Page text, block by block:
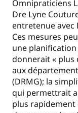
Omnipraticiens
Dre Lyne
entretenue avec
Ces mesures
une planification
donnerait « plus
aux
(DRMG); la
qui permettrait
plus rapidement